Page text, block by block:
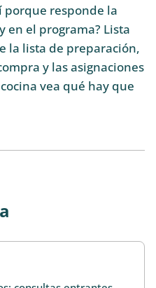
porque responde la
en el programa? Lista
la lista de preparación,
y las asignaciones
vea qué hay que